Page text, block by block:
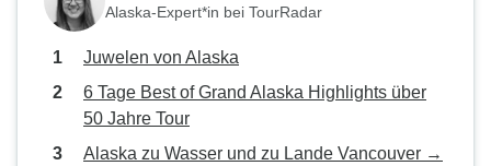
Alaska-Expert*in bei TourRadar
Juwelen von Alaska
6 Tage Best of Grand Alaska Highlights über
50 Jahre Tour
Alaska zu Wasser und zu Lande Vancouver →